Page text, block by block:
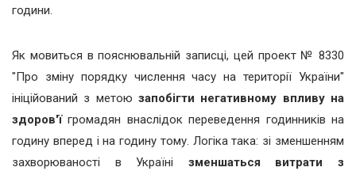
години.
Як мовиться в пояснювальній записці, цей проект № 8330
"Про зміну порядку числення часу на території України"
ініційований з метою запобігти негативному впливу на
здоров'їгромадян внаслідок переведення годинників на
годину вперед і на годину тому. Логіка така: зі зменшенням
захворюваності в Україні зменшаться витрати з